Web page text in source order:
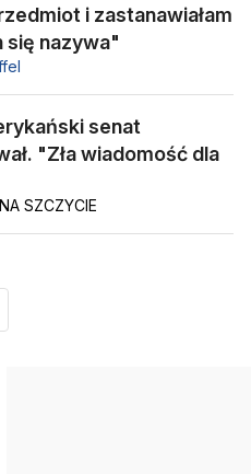
i zastanawiałam
się nazywa"
senat
"Zła wiadomość dla
SZCZYCIE